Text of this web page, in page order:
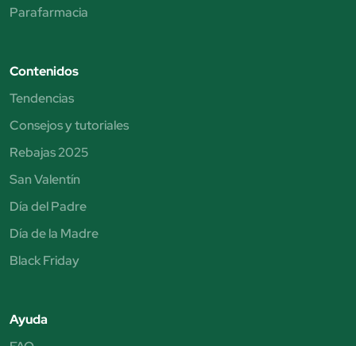
Parafarmacia
Contenidos
Tendencias
Consejos y tutoriales
Rebajas 2025
San Valentín
Día del Padre
Día de la Madre
Black Friday
Ayuda